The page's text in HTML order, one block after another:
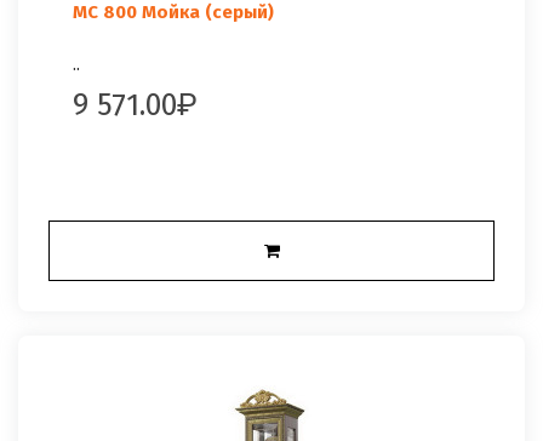
МС 800 Мойка (серый)
..
9 571.00